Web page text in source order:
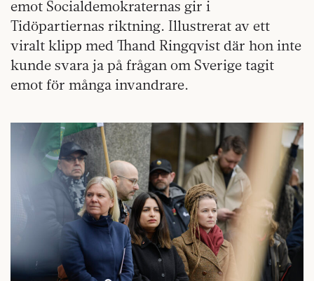
emot Socialdemokraternas gir i
Tidöpartiernas riktning. Illustrerat av ett
viralt klipp med Thand Ringqvist där hon inte
kunde svara ja på frågan om Sverige tagit
emot för många invandrare.